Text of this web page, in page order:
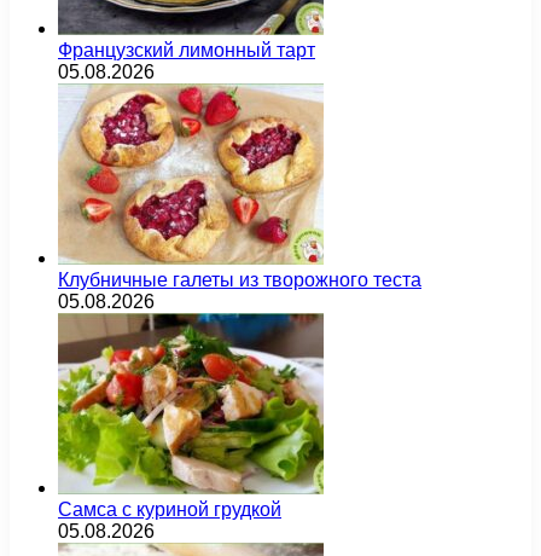
Французский лимонный тарт
05.08.2026
Клубничные галеты из творожного теста
05.08.2026
Самса с куриной грудкой
05.08.2026